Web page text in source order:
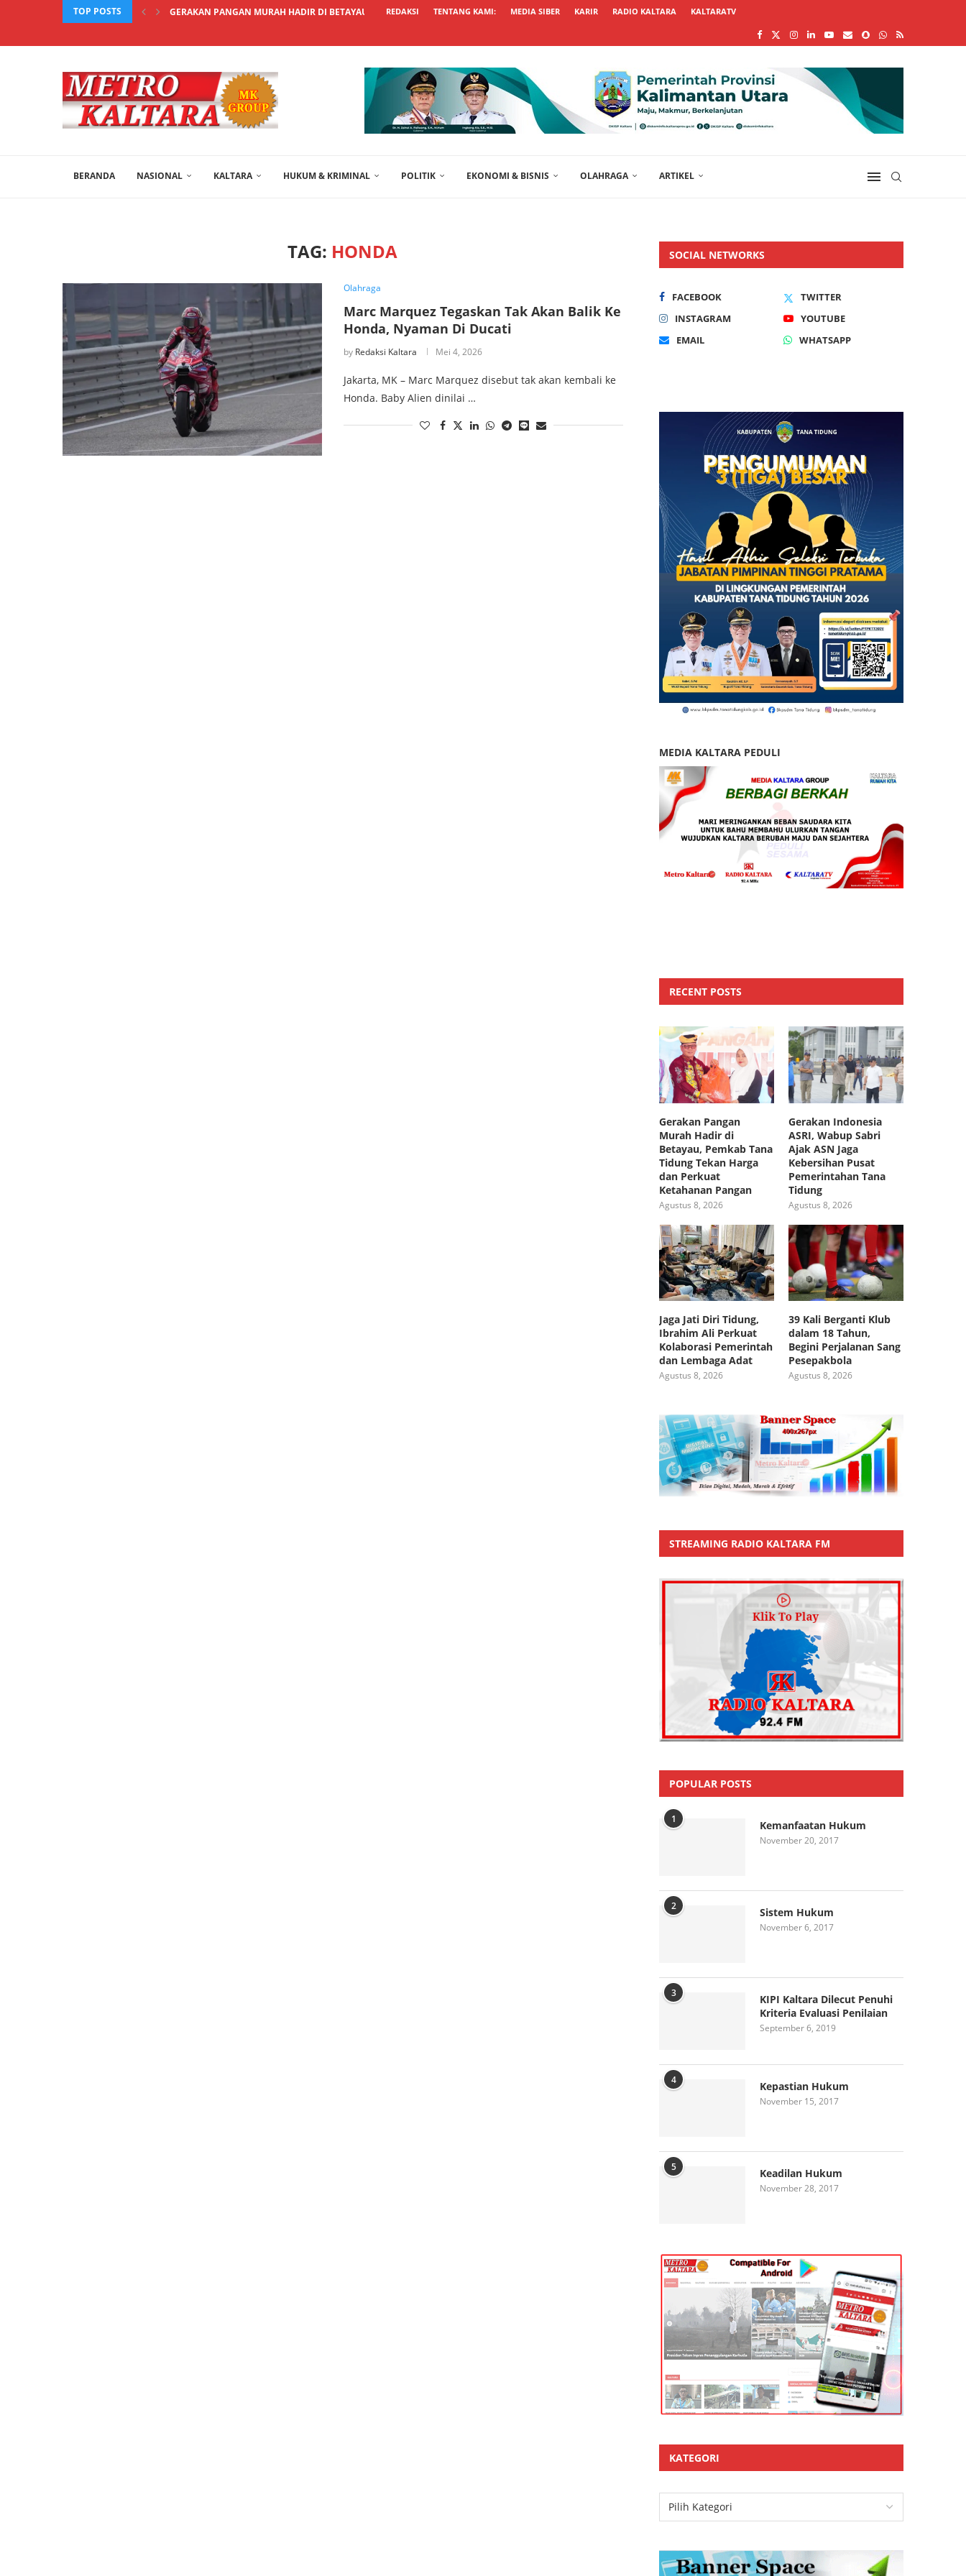
TOP POSTS GERAKAN PANGAN MURAH HADIR DI BETAYAU, PEMKAB TANA...
REDAKSI TENTANG KAMI: MEDIA SIBER KARIR RADIO KALTARA KALTARATV
BERANDA NASIONAL KALTARA HUKUM & KRIMINAL POLITIK EKONOMI & BISNIS OLAHRAGA ARTIKEL
TAG: HONDA
Olahraga
Marc Marquez Tegaskan Tak Akan Balik Ke
Honda, Nyaman Di Ducati
by Redaksi Kaltara Mei 4, 2026
Jakarta, MK – Marc Marquez disebut tak akan kembali ke
Honda. Baby Alien dinilai …
SOCIAL NETWORKS
FACEBOOK
TWITTER
INSTAGRAM
YOUTUBE
EMAIL
WHATSAPP
MEDIA KALTARA PEDULI
RECENT POSTS
Gerakan Pangan
Murah Hadir di
Betayau, Pemkab Tana
Tidung Tekan Harga
dan Perkuat
Ketahanan Pangan
Agustus 8, 2026
Gerakan Indonesia
ASRI, Wabup Sabri
Ajak ASN Jaga
Kebersihan Pusat
Pemerintahan Tana
Tidung
Agustus 8, 2026
Jaga Jati Diri Tidung,
Ibrahim Ali Perkuat
Kolaborasi Pemerintah
dan Lembaga Adat
Agustus 8, 2026
39 Kali Berganti Klub
dalam 18 Tahun,
Begini Perjalanan Sang
Pesepakbola
Agustus 8, 2026
STREAMING RADIO KALTARA FM
POPULAR POSTS
1 Kemanfaatan Hukum
November 20, 2017
2 Sistem Hukum
November 6, 2017
3
KIPI Kaltara Dilecut Penuhi
Kriteria Evaluasi Penilaian
September 6, 2019
4 Kepastian Hukum
November 15, 2017
5 Keadilan Hukum
November 28, 2017
KATEGORI